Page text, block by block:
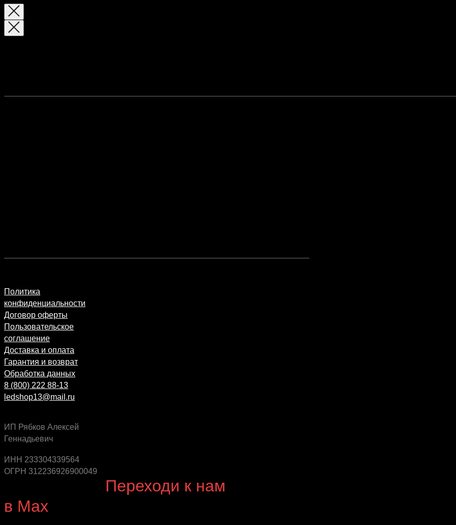
новинок и новых поступлений на склад
Переходи к нам
в Max
Политика
конфиденциальности
Договор оферты
Пользовательское
соглашение
Доставка и оплата
Гарантия и возврат
Обработка данных
8 (800) 222 88-13
ledshop13@mail.ru
ИП Рябков Алексей
Геннадьевич
ИНН 233304339564
ОГРН 312236926900049